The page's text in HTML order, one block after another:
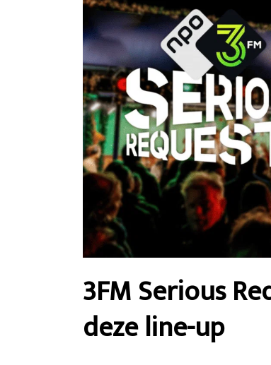
3FM Serious
deze line-up